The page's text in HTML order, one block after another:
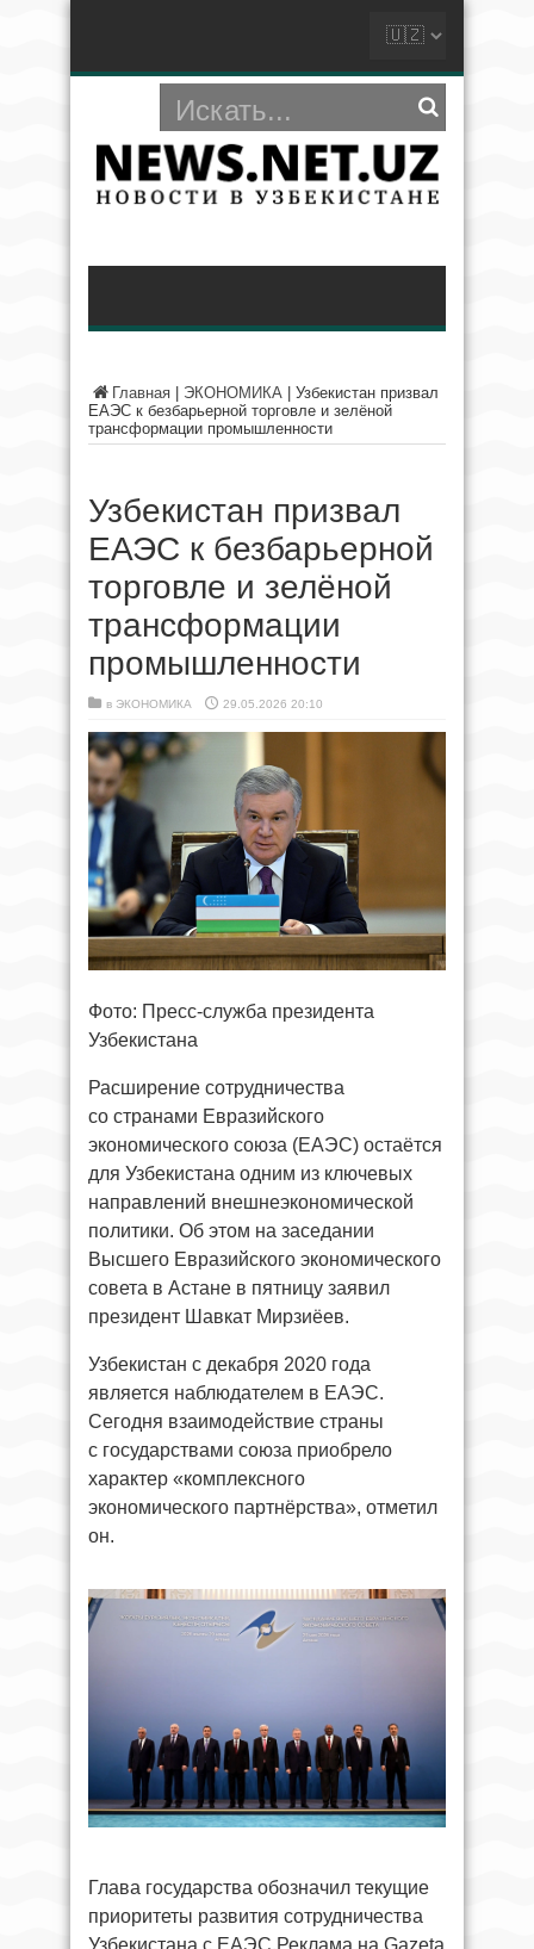
Главная ЭКОНОМИКА
Узбекистан призвал
ЕАЭС к безбарьерной торговле и зелёной
трансформации промышленности
Узбекистан призвал
ЕАЭС к безбарьерной
торговле и зелёной
трансформации
промышленности
в ЭКОНОМИКА 29.05.2026 20:10
Фото: Пресс-служба президента
Узбекистана
Расширение сотрудничества
со странами Евразийского
экономического союза (ЕАЭС) остаётся
для Узбекистана одним из ключевых
направлений внешнеэкономической
политики. Об этом на заседании
Высшего Евразийского экономического
совета в Астане в пятницу заявил
президент Шавкат Мирзиёев.
Узбекистан с декабря 2020 года
является наблюдателем в ЕАЭС.
Сегодня взаимодействие страны
с государствами союза приобрело
характер «комплексного
экономического партнёрства», отметил
он.
Глава государства обозначил текущие
приоритеты развития сотрудничества
Узбекистана с ЕАЭС.Реклама на Gazeta